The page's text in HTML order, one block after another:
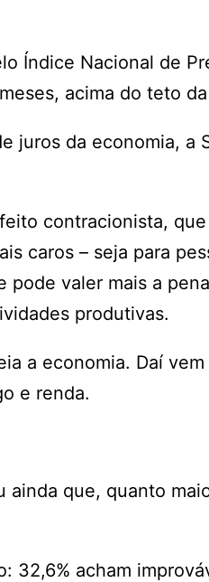
Índice Nacional de
acima do teto
juros da economia, a
contracionista,
caros – seja para
pode valer mais a
produtivas.
a economia. Daí
e renda.
ainda que, quanto
32,6% acham